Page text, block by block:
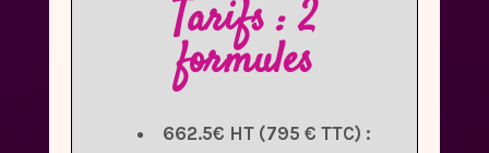
Tarifs : 2
formules
662.5€ HT (795 € TTC) :